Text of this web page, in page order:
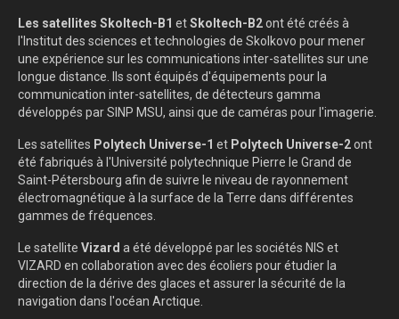
Les satellites Skoltech-B1 etSkoltech-B2ont été créés à
l'Institut des sciences et technologies de Skolkovo pour mener
une expérience sur les communications inter-satellites sur une
longue distance. Ils sont équipés d'équipements pour la
communication inter-satellites, de détecteurs gamma
développés par SINP MSU, ainsi que de caméras pour l'imagerie.
Les satellites Polytech Universe-1 et Polytech Universe-2ont
été fabriqués à l'Université polytechnique Pierre le Grand de
Saint-Pétersbourg afin de suivre le niveau de rayonnement
électromagnétique à la surface de la Terre dans différentes
gammes de fréquences.
Le satellite Vizard a été développé par les sociétés NIS et
VIZARD en collaboration avec des écoliers pour étudier la
direction de la dérive des glaces et assurer la sécurité de la
navigation dans l'océan Arctique.